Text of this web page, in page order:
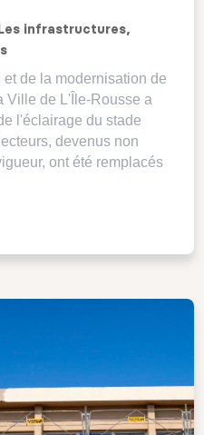
Les infrastructures,
de la modernisation de
Ville de L'Île-Rousse a
l'éclairage du stade
devenus non
ont été remplacés